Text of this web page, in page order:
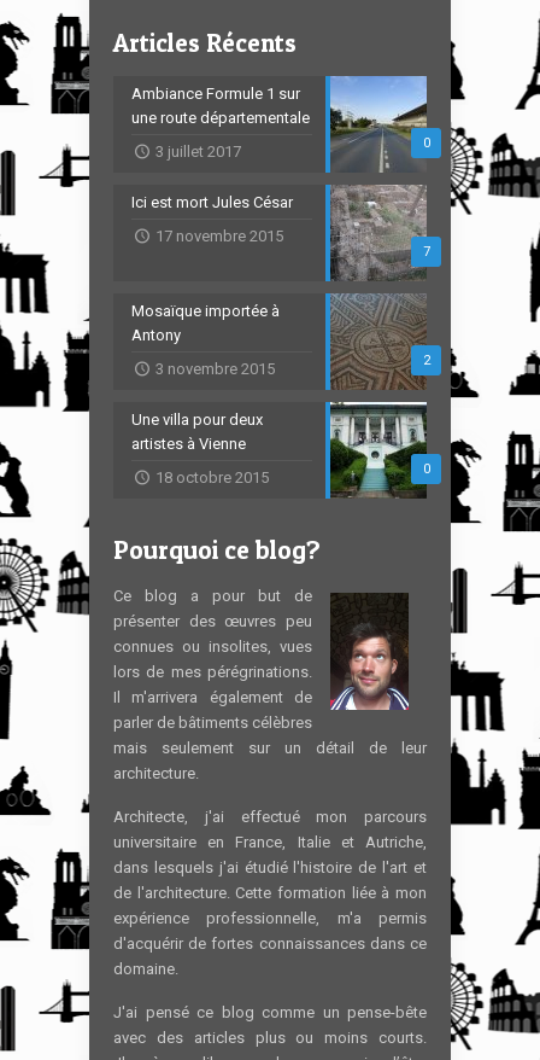
Articles Récents
0
Ambiance Formule 1 sur
une route départementale
3 juillet 2017
7
Ici est mort Jules César
17 novembre 2015
2
Mosaïque importée à
Antony
3 novembre 2015
0
Une villa pour deux
artistes à Vienne
18 octobre 2015
Pourquoi ce blog?
Ce blog a pour but de
présenter des œuvres peu
connues ou insolites, vues
lors de mes pérégrinations.
Il m'arrivera également de
parler de bâtiments célèbres
mais seulement sur un détail de leur
architecture.
Architecte, j'ai effectué mon parcours
universitaire en France, Italie et Autriche,
dans lesquels j'ai étudié l'histoire de l'art et
de l'architecture. Cette formation liée à mon
expérience professionnelle, m'a permis
d'acquérir de fortes connaissances dans ce
domaine.
J'ai pensé ce blog comme un pense-bête
avec des articles plus ou moins courts.